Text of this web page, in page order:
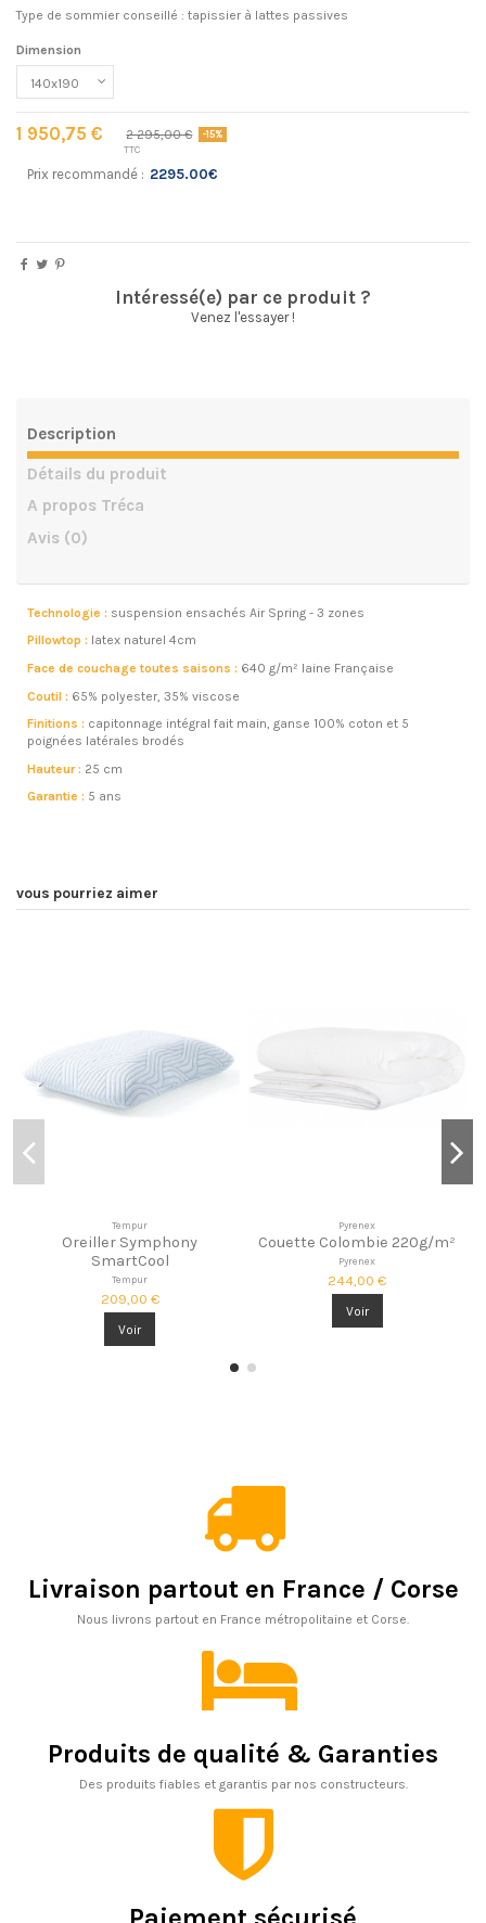
Type de sommier conseillé : tapissier à lattes passives
Dimension
1 950,75 € 2 295,00 € -15%
TTC
Prix recommandé : 2295.00€
Intéressé(e) par ce produit ?
Venez l'essayer !
Description
Détails du produit
A propos Tréca
Avis (0)
Technologie : suspension ensachés Air Spring - 3 zones
Pillowtop : latex naturel 4cm
Face de couchage toutes saisons : 640 g/m² laine Française
Coutil : 65% polyester, 35% viscose
Finitions : capitonnage intégral fait main, ganse 100% coton et 5
poignées latérales brodés
Hauteur : 25 cm
Garantie : 5 ans
vous pourriez aimer
Tempur
Oreiller Symphony
SmartCool
Tempur
209,00 €
Voir
Pyrenex
Couette Colombie 220g/m²
Pyrenex
244,00 €
Voir
Livraison partout en France / Corse
Nous livrons partout en France métropolitaine et Corse.
Produits de qualité & Garanties
Des produits fiables et garantis par nos constructeurs.